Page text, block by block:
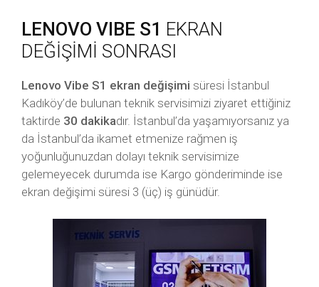
LENOVO VIBE S1 EKRAN
DEĞİŞİMİ SONRASI
Lenovo Vibe S1 ekran değişimi süresi İstanbul
Kadıköy’de bulunan teknik servisimizi ziyaret ettiğiniz
taktirde 30 dakikadır. İstanbul’da yaşamıyorsanız ya
da İstanbul’da ikamet etmenize rağmen iş
yoğunluğunuzdan dolayı teknik servisimize
gelemeyecek durumda ise Kargo gönderiminde ise
ekran değişimi süresi 3 (üç) iş günüdür.